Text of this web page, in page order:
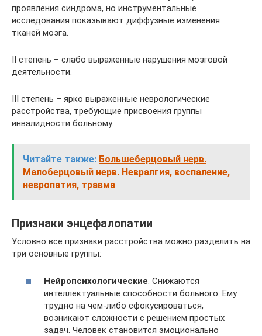
проявления синдрома, но инструментальные
исследования показывают диффузные изменения
тканей мозга.
II степень – слабо выраженные нарушения мозговой
деятельности.
III степень – ярко выраженные неврологические
расстройства, требующие присвоения группы
инвалидности больному.
Читайте также: Большеберцовый нерв.
Малоберцовый нерв. Невралгия, воспаление,
невропатия, травма
Признаки энцефалопатии
Условно все признаки расстройства можно разделить на
три основные группы:
Нейропсихологические . Снижаются
интеллектуальные способности больного. Ему
трудно на чем-либо сфокусироваться,
возникают сложности с решением простых
задач. Человек становится эмоционально